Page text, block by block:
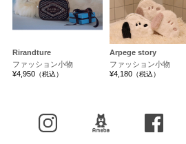
Rirandture
ファッション小物
¥4,950（税込）
Arpege story
ファッション小物
¥4,180（税込）